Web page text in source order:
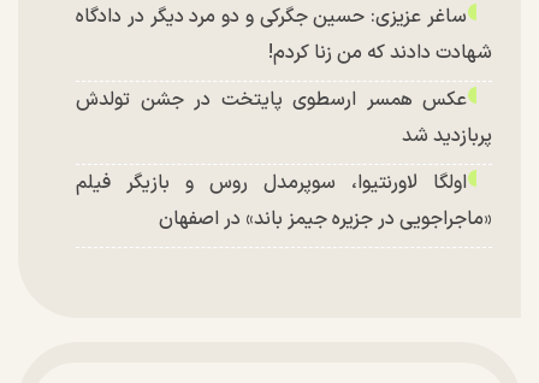
ساغر عزیزی: حسین جگرکی و دو مرد دیگر در دادگاه
شهادت دادند که من زنا کردم!
عکس همسر ارسطوی پایتخت در جشن تولدش
پربازدید شد
اولگا لاورنتیوا، سوپرمدل روس و بازیگر فیلم
«ماجراجویی در جزیره جیمز باند» در اصفهان